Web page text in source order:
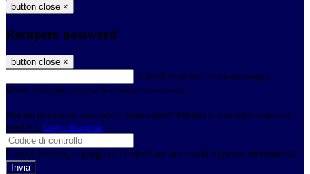
button close ×
Recupero password
button close ×
E-mail Verrà inviato un messaggio
all'indirizzo indicato con le istruzioni necessarie.
Non hai una e-mail associata al nome utente? Effettua il reset della password
tramite la Login Spaggiari
E-mail inviata, si prega di controllare la casella di posta elettronica!